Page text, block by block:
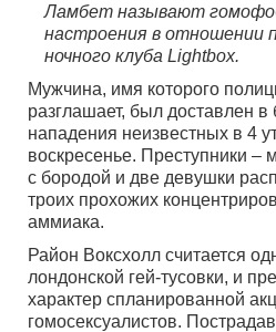
Ламбет называют
настроения в отношении
ночного клуба Lightbox.
Мужчина, имя которого
разглашает, был доставлен в
нападения неизвестных в 4
воскресенье. Преступники –
с бородой и две девушки
троих прохожих
аммиака.
Район Воксхолл считается
лондонской гей-тусовки, и
характер спланированной
гомосексуалистов.